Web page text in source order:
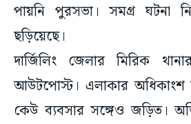
পায়নি পুরসভা। সমগ্র ঘটনা
ছড়িয়েছে।
দার্জিলিং জেলার মিরিক
আউটপোস্ট। এলাকার
কেউ ব্যবসার সঙ্গেও জড়িত।